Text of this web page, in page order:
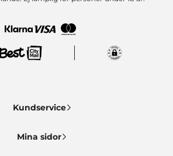
Kundservice
Mina sidor